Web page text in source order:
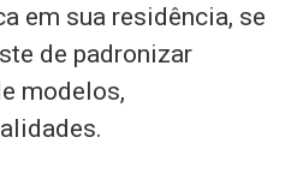
em sua residência, se
de padronizar
modelos,